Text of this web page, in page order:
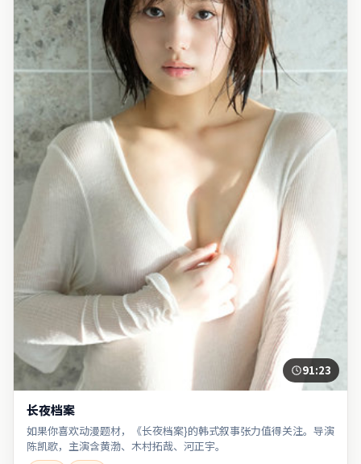
91:23
长夜档案
如果你喜欢动漫题材，《长夜档案}的韩式叙事张力值得关注。导演
陈凯歌，主演含黄渤、木村拓哉、河正宇。